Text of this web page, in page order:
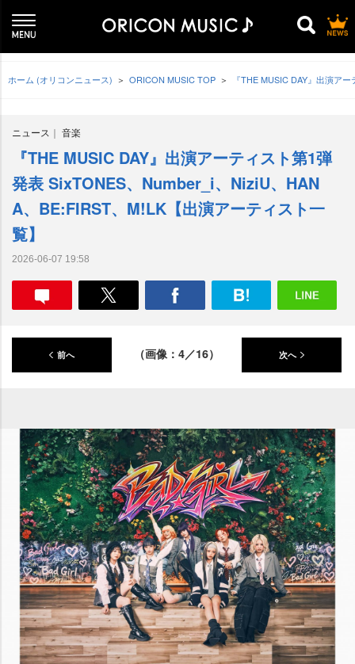
ホーム (オリコンニュース) ORICON MUSIC TOP 『THE MUSIC DAY』出演ア
ニュース 音楽
『THE MUSIC DAY』出演アーティスト第1弾
発表 SixTONES、Number_i、NiziU、HAN
A、BE:FIRST、M!LK【出演アーティスト一
覧】
2026-06-07 19:58
前へ （画像：4／16） 次へ